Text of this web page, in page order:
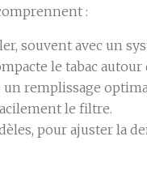
:
souvent avec un
le tabac autour
un remplissage
le filtre.
pour ajuster la